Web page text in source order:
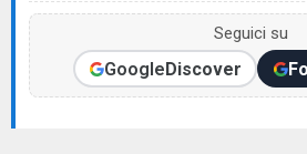
Seguici su
GoogleDiscover